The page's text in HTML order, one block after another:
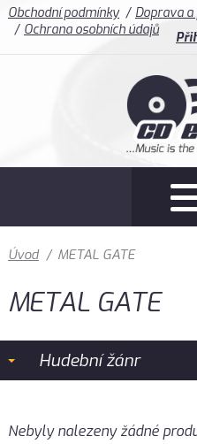
Obchodní podmínky Doprava
Ochrana osobních údajů
Úvod / METAL GATE
METAL GATE
Hudební žánr
Nebyly nalezeny žádné